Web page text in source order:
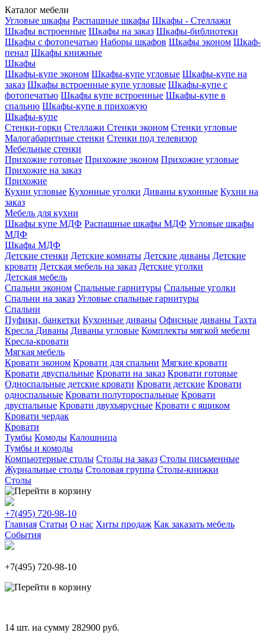
Каталог мебели
Угловые шкафы Распашные шкафы Шкафы - Стеллажи
Шкафы встроенные Шкафы на заказ Шкафы-библиотеки
Шкафы с фотопечатью Наборы шкафов Шкафы эконом Шкаф-
пенал Шкафы книжные
Шкафы
Шкафы-купе эконом Шкафы-купе угловые Шкафы-купе на
заказ Шкафы встроенные купе угловые Шкафы-купе с
фотопечатью Шкафы купе встроенные Шкафы-купе в
спальню Шкафы-купе в прихожую
Шкафы-купе
Стенки-горки Стеллажи Стенки эконом Стенки угловые
Малогабаритные стенки Стенки под телевизор
Мебельные стенки
Прихожие готовые Прихожие эконом Прихожие угловые
Прихожие на заказ
Прихожие
Кухни угловые Кухонные уголки Диваны кухонные Кухни на
заказ
Мебель для кухни
Шкафы купе МДФ Распашные шкафы МДФ Угловые шкафы
МДФ
Шкафы МДФ
Детские стенки Детские комнаты Детские диваны Детские
кровати Детская мебель на заказ Детские уголки
Детская мебель
Спальни эконом Спальные гарнитуры Спальные уголки
Спальни на заказ Угловые спальные гарнитуры
Спальни
Пуфики, банкетки Кухонные диваны Офисные диваны Тахта
Кресла Диваны Диваны угловые Комплекты мягкой мебели
Кресла-кровати
Мягкая мебель
Кровати эконом Кровати для спальни Мягкие кровати
Кровати двуспальные Кровати на заказ Кровати готовые
Односпальные детские кровати Кровати детские Кровати
односпальные Кровати полутороспальные Кровати
двуспальные Кровати двухъярусные Кровати с ящиком
Кровати чердак
Кровати
Тумбы Комоды Калошница
Тумбы и комоды
Компьютерные столы Столы на заказ Столы письменные
Журнальные столы Столовая группа Столы-книжки
Столы
+7(495) 720-98-10
Главная Статьи О нас Хиты продаж Как заказать мебель
События
+7(495) 720-98-10
14 шт. на сумму 282900 руб.